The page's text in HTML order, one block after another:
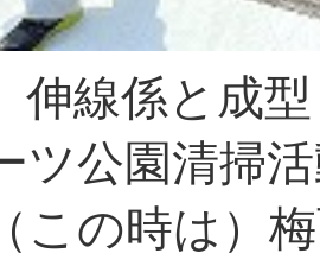
伸線係と成
ツ公園清掃
この時は）